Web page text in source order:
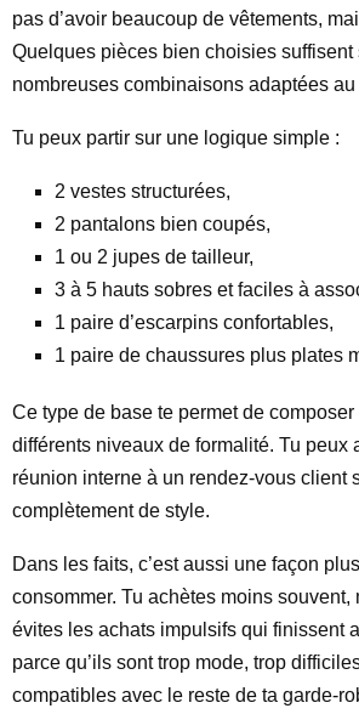
pas d’avoir beaucoup de vêtements,
Quelques pièces bien choisies suffisent
nombreuses combinaisons adaptées au
Tu peux partir sur une logique simple :
2 vestes structurées,
2 pantalons bien coupés,
1 ou 2 jupes de tailleur,
3 à 5 hauts sobres et faciles à
1 paire d’escarpins confortables,
1 paire de chaussures plus plates
Ce type de base te permet de
différents niveaux de formalité. Tu peux
réunion interne à un rendez-vous client
complètement de style.
Dans les faits, c’est aussi une façon
consommer. Tu achètes moins souvent,
évites les achats impulsifs qui finissent
parce qu’ils sont trop mode, trop
compatibles avec le reste de ta garde-